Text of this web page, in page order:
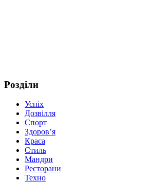
Розділи
Успіх
Дозвілля
Спорт
Здоров’я
Краса
Стиль
Мандри
Ресторани
Техно